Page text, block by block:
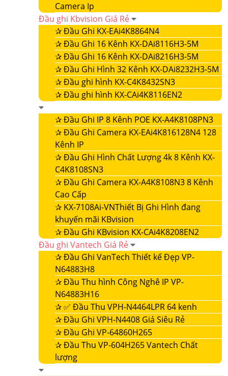
Camera Ip
Đầu ghi Kbvision Giá Rẻ
✰Đầu Ghi KX-EAi4K8864N4
✰Đầu Ghi 16 Kênh KX-DAi8116H3-5M
✰Đầu Ghi 16 Kênh KX-DAi8216H3-5M
✰Đầu Ghi Hình 32 Kênh KX-DAi8232H3-5M
✰Đầu ghi hình KX-C4K8432SN3
✰Đầu ghi hình KX-CAi4K8116EN2
✰Đầu Ghi IP 8 Kênh POE KX-A4K8108PN3
✰Đầu Ghi Camera KX-EAi4K816128N4 128
Kênh IP
✰Đầu Ghi Hình Chất Lượng 4k 8 Kênh KX-
C4K8108SN3
✰Đầu Ghi Camera KX-A4K8108N3 8 Kênh
Cao Cấp
✰ KX-7108Ai-VNThiết Bị Ghi Hình đang
khuyến mãi KBvision
✰Đầu Ghi KBvision KX-CAi4K8208EN2
Đầu ghi Vantech Giá Rẻ
✰Đầu Ghi VanTech Thiết kế Đẹp VP-
N64883H8
✰Đầu Thu hình Công Nghê IP VP-
N64883H16
✰✅ Đầu Thu VPH-N4464LPR 64 kenh
✰Đầu Ghi VPH-N4408 Giá Siêu Rẻ
✰Đầu Ghi VP-64860H265
✰Đầu Thu VP-604H265 Vantech Chất
lượng